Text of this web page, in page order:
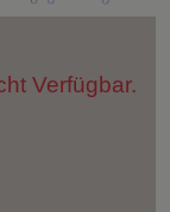
Verfügbar.